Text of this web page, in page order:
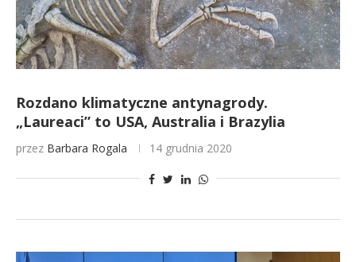
Rozdano klimatyczne antynagrody.
„Laureaci” to USA, Australia i Brazylia
przez Barbara Rogala 14 grudnia 2020